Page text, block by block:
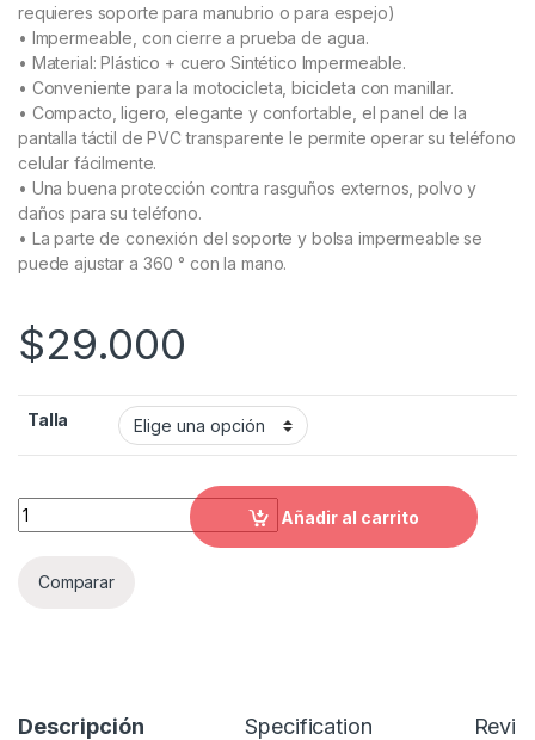
requieres soporte para manubrio o para espejo)
• Impermeable, con cierre a prueba de agua.
• Material: Plástico + cuero Sintético Impermeable.
• Conveniente para la motocicleta, bicicleta con manillar.
• Compacto, ligero, elegante y confortable, el panel de la
pantalla táctil de PVC transparente le permite operar su teléfono
celular fácilmente.
• Una buena protección contra rasguños externos, polvo y
daños para su teléfono.
• La parte de conexión del soporte y bolsa impermeable se
puede ajustar a 360 ° con la mano.
$29.000
Talla
Soporte celular para moto estuche impermeable HM quantity
Añadir al carrito
Comparar
Descripción Specification